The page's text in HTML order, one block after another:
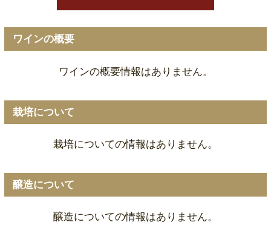
ワインの概要
ワインの概要情報はありません。
栽培について
栽培についての情報はありません。
醸造について
醸造についての情報はありません。